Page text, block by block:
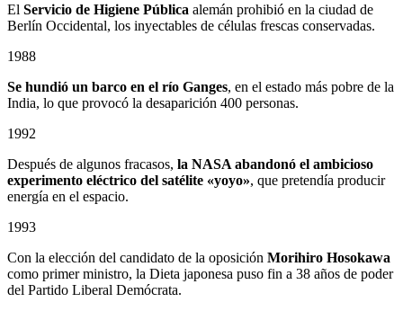
El Servicio de Higiene Pública alemán prohibió en la ciudad de
Berlín Occidental, los inyectables de células frescas conservadas.
1988
Se hundió un barco en el río Ganges, en el estado más pobre de la
India, lo que provocó la desaparición 400 personas.
1992
Después de algunos fracasos, la NASA abandonó el ambicioso
experimento eléctrico del satélite «yoyo», que pretendía producir
energía en el espacio.
1993
Con la elección del candidato de la oposición Morihiro Hosokawa
como primer ministro, la Dieta japonesa puso fin a 38 años de poder
del Partido Liberal Demócrata.